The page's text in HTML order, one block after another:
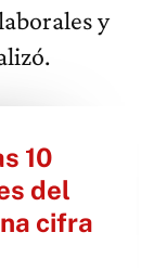
y
10
del
cifra